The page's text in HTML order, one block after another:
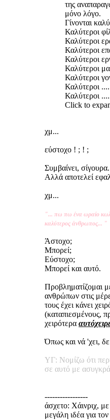
της
μόνο λόγο.
Γίνονται
Καλύτεροι
Καλύτεροι
Καλύτεροι
Καλύτεροι
Καλύτεροι
Καλύτεροι
Καλύτεροι ....
Καλύτεροι
Click to
χμ...
εύστοχο ! ; ! ;
Συμβαίνει, σίγουρα.
Αλλά αποτελεί
χμ...
"... πω πω ένα ωραίο
καλύτερος άνθρωπος... "
Άστοχο;
Μπορεί;
Εύστοχο;
Μπορεί και αυτό.
Προβληματίζομαι
ανθρώπων στις
τους έχει κάνει
(καταπιεσμένους,
χειρότερα
Όπως και νά 'χει,
ΥΓ: Νομίζω ότι
σε αυτό με
-----------------
άσχετο: Χάινριχ,
μεγάλη ιδέα για